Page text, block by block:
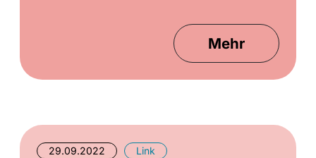
Mehr
29.09.2022 Link